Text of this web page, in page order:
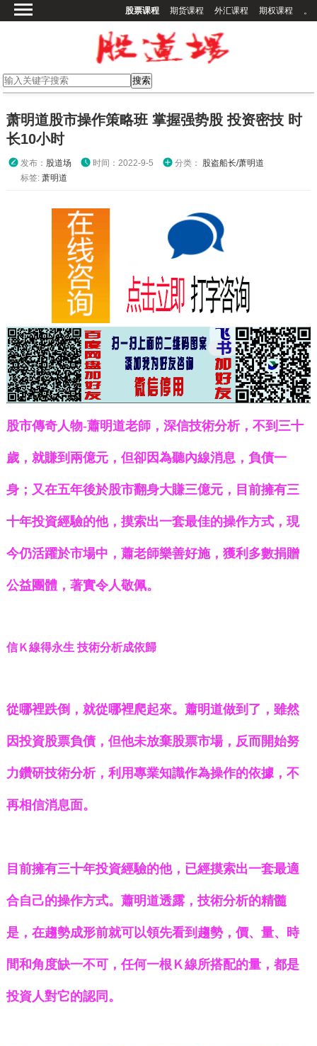
股票课程 期货课程 外汇课程 期权课程 。
期货课程
外汇课程
其他课程
萧明道股市操作策略班 掌握强势股 投资密技 时
长10小时
发布： 股道场 时间：2022-9-5 分类： 股盗船长/萧明道
标签: 萧明道
股市傳奇人物-蕭明道老師，深信技術分析，不到三十
歲，就賺到兩億元，但卻因為聽內線消息，負債一
身；又在五年後於股市翻身大賺三億元，目前擁有三
十年投資經驗的他，摸索出一套最佳的操作方式，現
今仍活躍於市場中，蕭老師樂善好施，獲利多數捐贈
公益團體，著實令人敬佩。
信Ｋ線得永生 技術分析成依歸
從哪裡跌倒，就從哪裡爬起來。蕭明道做到了，雖然
因投資股票負債，但他未放棄股票市場，反而開始努
力鑽研技術分析，利用專業知識作為操作的依據，不
再相信消息面。
目前擁有三十年投資經驗的他，已經摸索出一套最適
合自己的操作方式。蕭明道透露，技術分析的精髓
是，在趨勢成形前就可以領先看到趨勢，價、量、時
間和角度缺一不可，任何一根Ｋ線所搭配的量，都是
投資人對它的認同。